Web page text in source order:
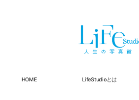
HOME LifeStudioとは